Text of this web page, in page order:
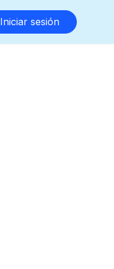
Iniciar sesión